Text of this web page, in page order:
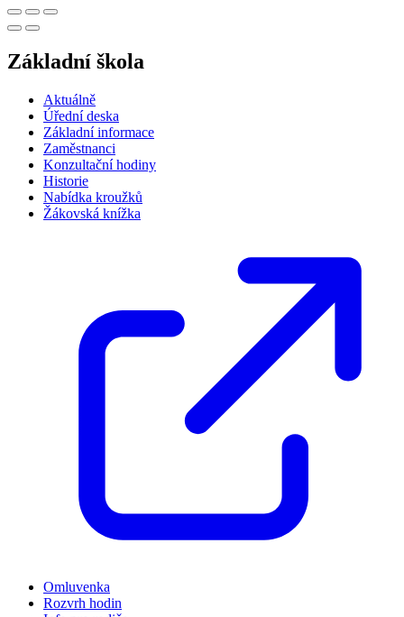
Základní škola
Aktuálně
Úřední deska
Základní informace
Zaměstnanci
Konzultační hodiny
Historie
Nabídka kroužků
Žákovská knížka
Omluvenka
Rozvrh hodin